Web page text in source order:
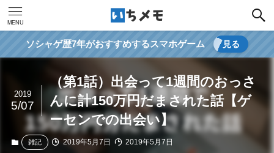
MENU
ソシャゲ歴7年がおすすめするスマホゲーム 見る
（第1話）出会って1週間のおっさ
んに計150万円だまされた話【ゲ
ーセンでの出会い】
2019
5/07
雑記 2019年5月7日 2019年5月7日